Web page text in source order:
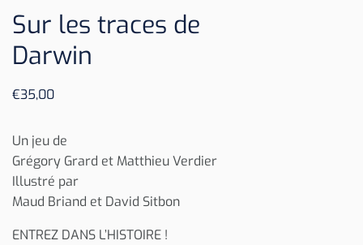
Sur les traces de
Darwin
€35,00
Un jeu de
Grégory Grard et Matthieu Verdier
Illustré par
Maud Briand et David Sitbon
ENTREZ DANS L’HISTOIRE !